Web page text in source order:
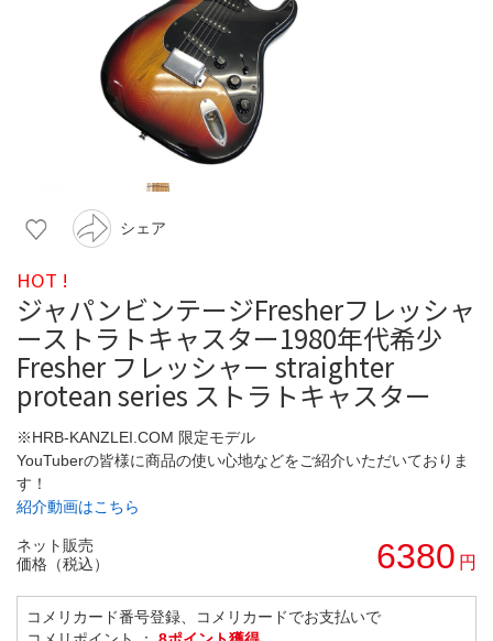
シェア
HOT !
ジャパンビンテージFresherフレッシャ
ーストラトキャスター1980年代希少
Fresher フレッシャー straighter
protean series ストラトキャスター
※HRB-KANZLEI.COM 限定モデル
YouTuberの皆様に商品の使い心地などをご紹介いただいておりま
す！
紹介動画はこちら
ネット販売
価格（税込）
6380 円
コメリカード番号登録、コメリカードでお支払いで